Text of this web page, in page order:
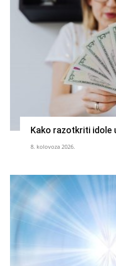
Kako razotkriti idole
8. kolovoza 2026.